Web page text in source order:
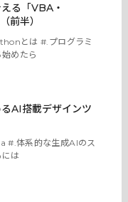
る「VBA・
前半）
とは #.プログラミ
めたら
AI搭載デザインツ
#.体系的な生成AIのス
は